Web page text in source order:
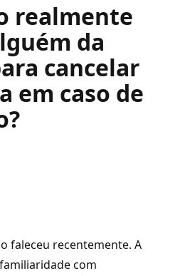
realmente
da
cancelar
em caso de
faleceu recentemente. A
com